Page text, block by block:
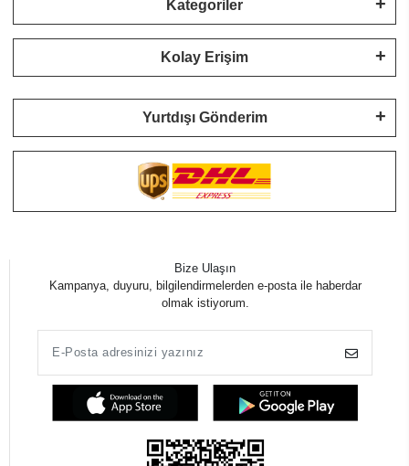
Kategoriler
Kolay Erişim
Yurtdışı Gönderim
Bize Ulaşın
Kampanya, duyuru, bilgilendirmelerden e-posta ile haberdar
olmak istiyorum.